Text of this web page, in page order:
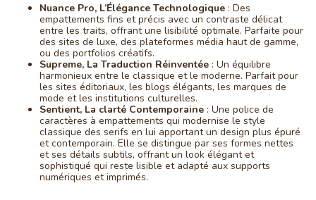
Nuance Pro, L’Élégance Technologique : Des
empattements fins et précis avec un contraste délicat
entre les traits, offrant une lisibilité optimale. Parfaite pour
des sites de luxe, des plateformes média haut de gamme,
ou des portfolios créatifs.
Supreme, La Traduction Réinventée : Un équilibre
harmonieux entre le classique et le moderne. Parfait pour
les sites éditoriaux, les blogs élégants, les marques de
mode et les institutions culturelles.
Sentient, La clarté Contemporaine : Une police de
caractères à empattements qui modernise le style
classique des serifs en lui apportant un design plus épuré
et contemporain. Elle se distingue par ses formes nettes
et ses détails subtils, offrant un look élégant et
sophistiqué qui reste lisible et adapté aux supports
numériques et imprimés.